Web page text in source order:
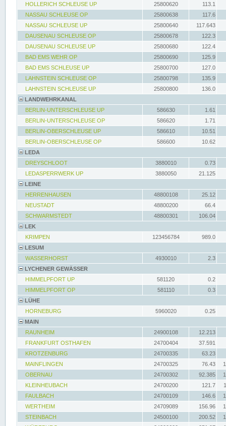
HOLLERICH SCHLEUSE UP
25800620
113.1
NASSAU SCHLEUSE OP
25800638
117.6
NASSAU SCHLEUSE UP
25800640
117.643
DAUSENAU SCHLEUSE OP
25800678
122.3
DAUSENAU SCHLEUSE UP
25800680
122.4
BAD EMS WEHR OP
25800690
125.9
BAD EMS SCHLEUSE UP
25800700
127.0
LAHNSTEIN SCHLEUSE OP
25800798
135.9
LAHNSTEIN SCHLEUSE UP
25800800
136.0
LANDWEHRKANAL
BERLIN-UNTERSCHLEUSE UP
586630
1.61
BERLIN-UNTERSCHLEUSE OP
586620
1.71
BERLIN-OBERSCHLEUSE UP
586610
10.51
BERLIN-OBERSCHLEUSE OP
586600
10.62
LEDA
DREYSCHLOOT
3880010
0.73
LEDASPERRWERK UP
3880050
21.125
LEINE
HERRENHAUSEN
48800108
25.12
NEUSTADT
48800200
66.4
SCHWARMSTEDT
48800301
106.04
LEK
KRIMPEN
123456784
989.0
LESUM
WASSERHORST
4930010
2.3
LYCHENER GEWÄSSER
HIMMELPFORT UP
581120
0.2
HIMMELPFORT OP
581110
0.3
LÜHE
HORNEBURG
5960020
0.25
MAIN
RAUNHEIM
24900108
12.213
FRANKFURT OSTHAFEN
24700404
37.591
KROTZENBURG
24700335
63.23
MAINFLINGEN
24700325 76.43
OBERNAU
24700302 92.385
KLEINHEUBACH
24700200 121.7
FAULBACH
24700109 146.6
WERTHEIM
24709089 156.96
STEINBACH
24500100 200.52